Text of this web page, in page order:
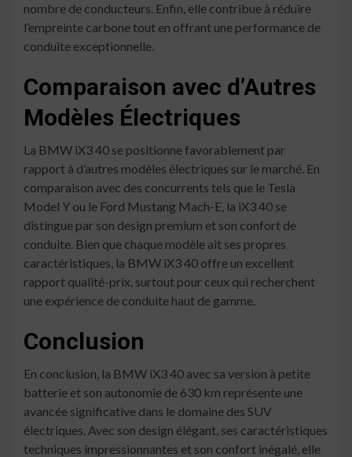
nombre de conducteurs. Enfin, elle contribue à réduire
l’empreinte carbone tout en offrant une performance de
conduite exceptionnelle.
Comparaison avec d’Autres
Modèles Électriques
La BMW iX3 40 se positionne favorablement par
rapport à d’autres modèles électriques sur le marché. En
comparaison avec des concurrents tels que le Tesla
Model Y ou le Ford Mustang Mach-E, la iX3 40 se
distingue par son design premium et son confort de
conduite. Bien que chaque modèle ait ses propres
caractéristiques, la BMW iX3 40 offre un excellent
rapport qualité-prix, surtout pour ceux qui recherchent
une expérience de conduite haut de gamme.
Conclusion
En conclusion, la BMW iX3 40 avec sa version à petite
batterie et son autonomie de 630 km représente une
avancée significative dans le domaine des SUV
électriques. Avec son design élégant, ses caractéristiques
techniques impressionnantes et son confort inégalé, elle